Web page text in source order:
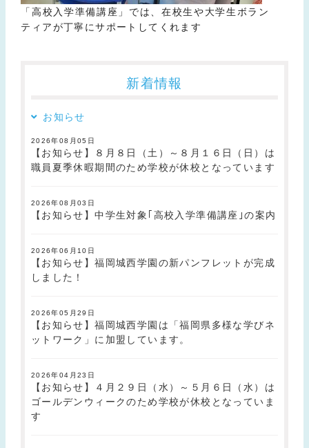
「高校入学準備講座」では、在校生や大学生ボラン
ティアが丁寧にサポートしてくれます
新着情報
お知らせ
2026年08月05日
【お知らせ】８月８日（土）～８月１６日（日）は
職員夏季休暇期間のため学校が休校となっています
2026年08月03日
【お知らせ】中学生対象｢高校入学準備講座｣の案内
2026年06月10日
【お知らせ】福岡城西学園の新パンフレットが完成
しました！
2026年05月29日
【お知らせ】福岡城西学園は「福岡県多様な学びネ
ットワーク」に加盟しています。
2026年04月23日
【お知らせ】４月２９日（水）～５月６日（水）は
ゴールデンウィークのため学校が休校となっていま
す